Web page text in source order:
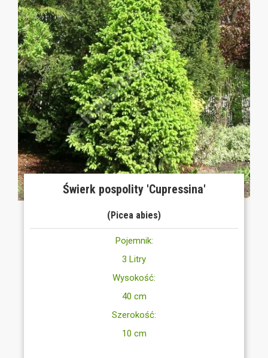
Świerk pospolity 'Cupressina'
(Picea abies)
Pojemnik:
3 Litry
Wysokość:
40 cm
Szerokość:
10 cm